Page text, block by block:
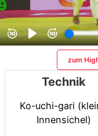
zum
Technik
Ko-uchi-gari
Innensichel)